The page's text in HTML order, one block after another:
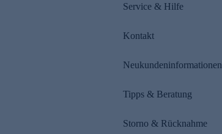
Service & Hilfe
Kontakt
Neukundeninformationen
Tipps & Beratung
Storno & Rücknahme